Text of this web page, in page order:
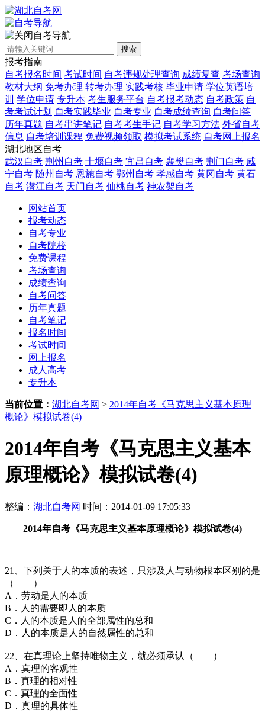
自考导航
搜索
报考指南
自考报名时间 考试时间 自考违规处理查询 成绩复查 考场查询
教材大纲 免考办理 转考办理 实践考核 毕业申请 学位英语培
训 学位申请 专升本 考生服务平台 自考报考动态 自考政策 自
考考试计划 自考实践毕业 自考专业 自考成绩查询 自考问答
历年真题 自考串讲笔记 自考考生手记 自考学习方法 外省自考
信息 自考培训课程 免费视频领取 模拟考试系统 自考网上报名
湖北地区自考
武汉自考 荆州自考 十堰自考 宜昌自考 襄樊自考 荆门自考 咸
宁自考 随州自考 恩施自考 鄂州自考 孝感自考 黄冈自考 黄石
自考 潜江自考 天门自考 仙桃自考 神农架自考
网站首页
报考动态
自考专业
自考院校
免费课程
考场查询
成绩查询
自考问答
历年真题
自考笔记
报名时间
考试时间
网上报名
成人高考
专升本
当前位置： 湖北自考网 > 2014年自考《马克思主义基本原理
概论》模拟试卷(4)
2014年自考《马克思主义基本
原理概论》模拟试卷(4)
整编： 湖北自考网 时间：2014-01-09 17:05:33
2014年自考《马克思主义基本原理概论》模拟试卷(4)
21、下列关于人的本质的表述，只涉及人与动物根本区别的是
（ ）
A．劳动是人的本质
B．人的需要即人的本质
C．人的本质是人的全部属性的总和
D．人的本质是人的自然属性的总和
22、在真理论上坚持唯物主义，就必须承认（ ）
A．真理的客观性
B．真理的相对性
C．真理的全面性
D．真理的具体性